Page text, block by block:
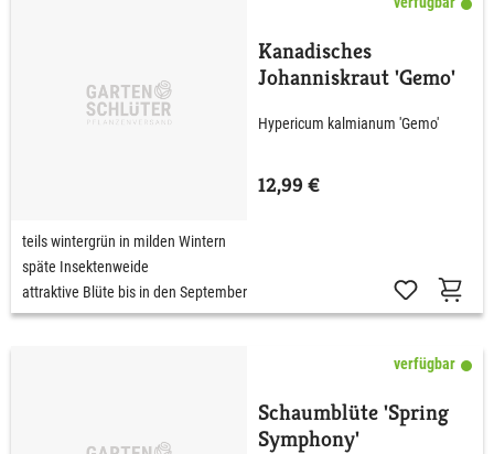
Kanadisches
Johanniskraut 'Gemo'
Hypericum kalmianum 'Gemo'
12,99 €
teils wintergrün in milden Wintern
späte Insektenweide
attraktive Blüte bis in den September
verfügbar
Schaumblüte 'Spring
Symphony'